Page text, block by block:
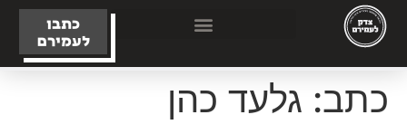
כתבו
לעמירם
כתב: גלעד כהן